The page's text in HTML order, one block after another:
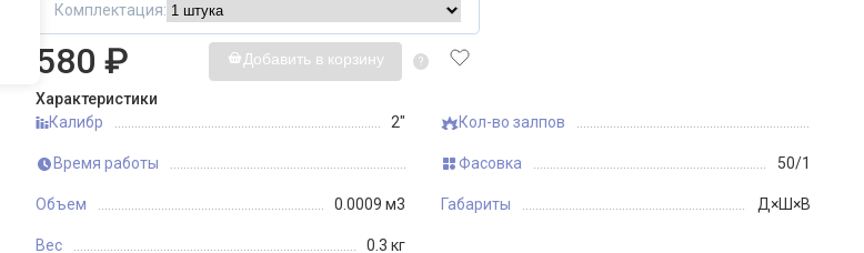
Комплектация:
580 ₽ Добавить в корзину ?
Характеристики
Калибр
2" Кол-во залпов
Время работы Фасовка 50/1
Объем 0.0009 м3 Габариты Д×Ш×В
Вес 0.3 кг